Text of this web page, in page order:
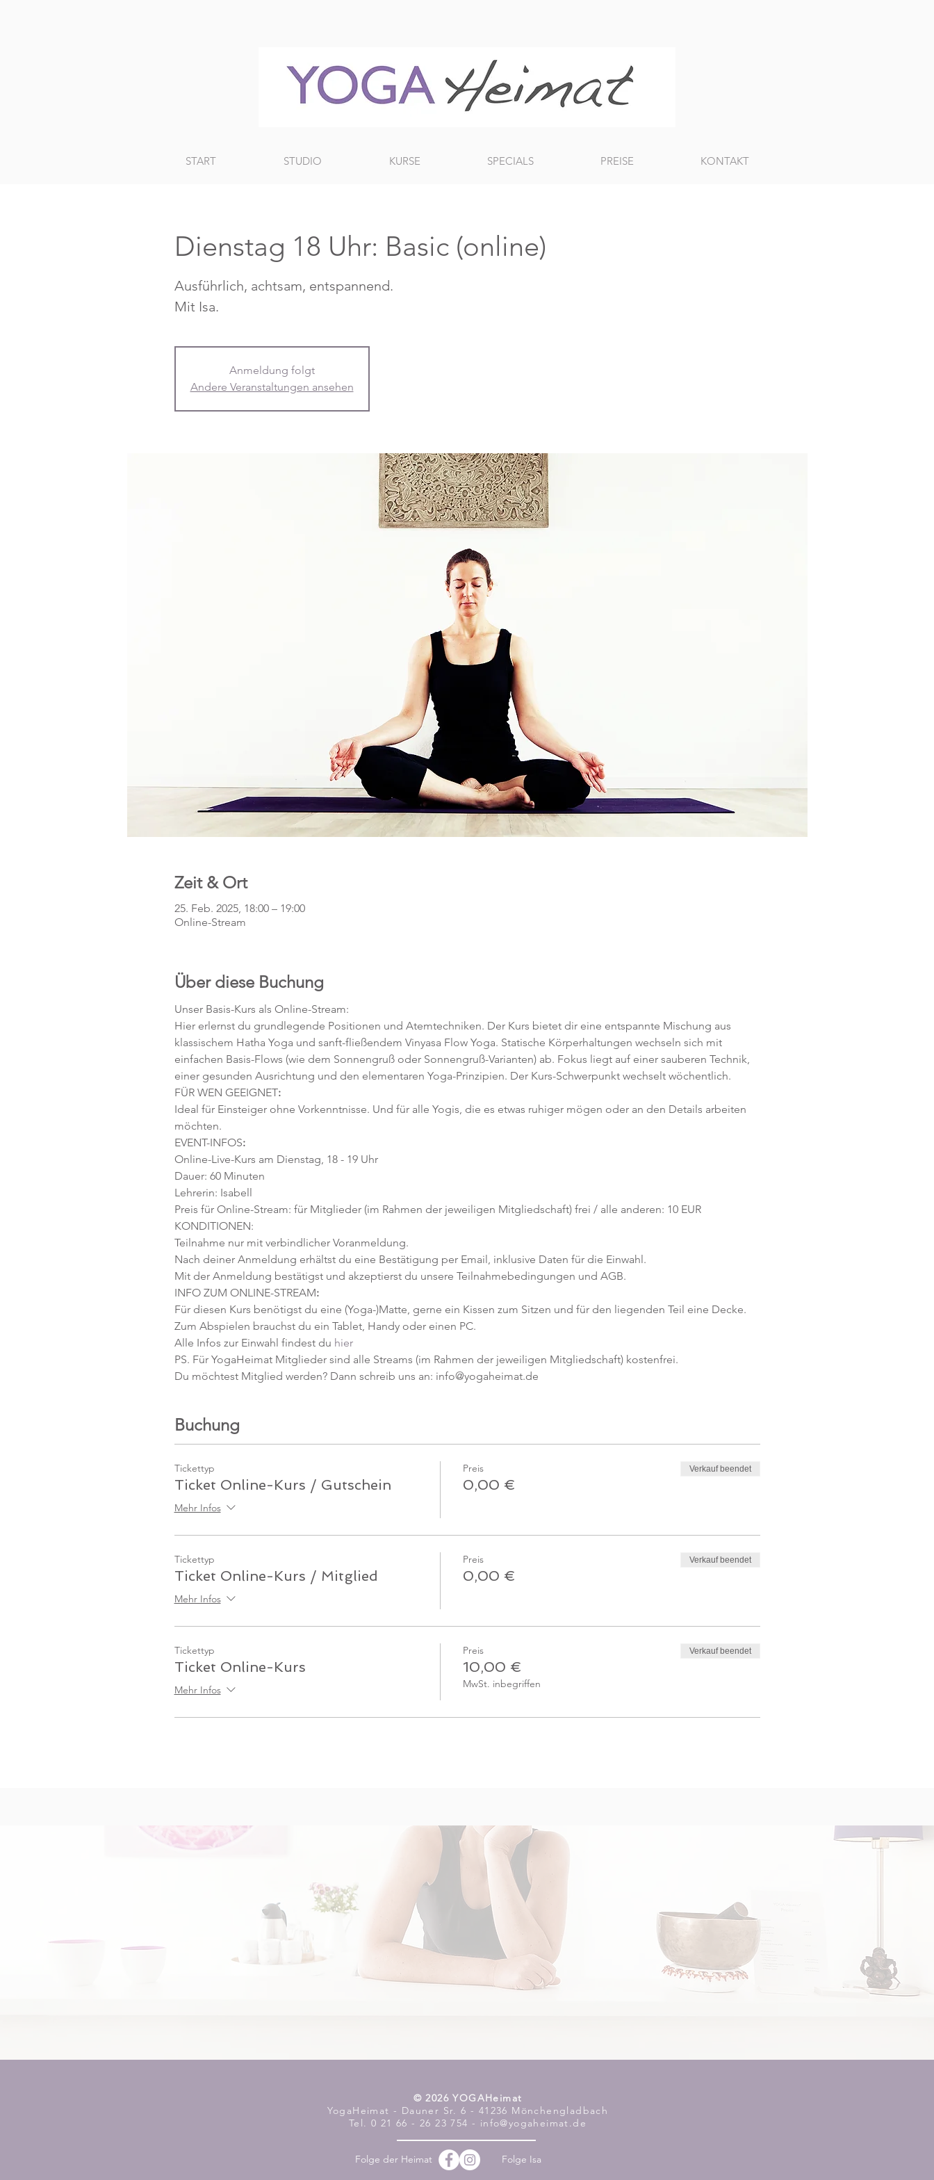
START STUDIO KURSE SPECIALS PREISE KONTAKT
Dienstag 18 Uhr: Basic (online)
Ausführlich, achtsam, entspannend.
Mit Isa.
Anmeldung folgt
Andere Veranstaltungen ansehen
Zeit & Ort
25. Feb. 2025, 18:00 – 19:00
Online-Stream
Über diese Buchung
Unser Basis-Kurs als Online-Stream:
Hier erlernst du grundlegende Positionen und Atemtechniken. Der Kurs bietet dir eine entspannte Mischung aus
klassischem Hatha Yoga und sanft-fließendem Vinyasa Flow Yoga. Statische Körperhaltungen wechseln sich mit
einfachen Basis-Flows (wie dem Sonnengruß oder Sonnengruß-Varianten) ab. Fokus liegt auf einer sauberen Technik,
einer gesunden Ausrichtung und den elementaren Yoga-Prinzipien. Der Kurs-Schwerpunkt wechselt wöchentlich.
FÜR WEN GEEIGNET:
Ideal für Einsteiger ohne Vorkenntnisse. Und für alle Yogis, die es etwas ruhiger mögen oder an den Details arbeiten
möchten.
EVENT-INFOS:
Online-Live-Kurs am Dienstag, 18 - 19 Uhr
Dauer: 60 Minuten
Lehrerin: Isabell
Preis für Online-Stream: für Mitglieder (im Rahmen der jeweiligen Mitgliedschaft) frei / alle anderen: 10 EUR
KONDITIONEN:
Teilnahme nur mit verbindlicher Voranmeldung.
Nach deiner Anmeldung erhältst du eine Bestätigung per Email, inklusive Daten für die Einwahl.
Mit der Anmeldung bestätigst und akzeptierst du unsere Teilnahmebedingungen und AGB.
INFO ZUM ONLINE-STREAM:
Für diesen Kurs benötigst du eine (Yoga-)Matte, gerne ein Kissen zum Sitzen und für den liegenden Teil eine Decke.
Zum Abspielen brauchst du ein Tablet, Handy oder einen PC.
Alle Infos zur Einwahl findest du hier
PS. Für YogaHeimat Mitglieder sind alle Streams (im Rahmen der jeweiligen Mitgliedschaft) kostenfrei.
Du möchtest Mitglied werden? Dann schreib uns an: info@yogaheimat.de
Buchung
Tickettyp
Ticket Online-Kurs / Gutschein
Mehr Infos
Preis
0,00 €
Verkauf beendet
Tickettyp
Ticket Online-Kurs / Mitglied
Mehr Infos
Preis
0,00 €
Verkauf beendet
Tickettyp
Ticket Online-Kurs
Mehr Infos
Preis
10,00 €
MwSt. inbegriffen
Verkauf beendet
​© 2026 YOGAHeimat
YogaHeimat - Dauner Sr. 6 - 41236 Mönchengladbach
Tel. 0 21 66 - 26 23 754 - info@yogaheimat.de
Folge der Heimat
Folge Isa